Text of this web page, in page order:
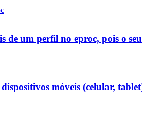
de um perfil no eproc, pois o
móveis (celular,